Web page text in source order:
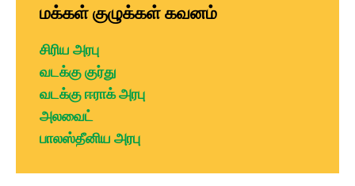
மக்கள் குழுக்கள் கவனம்
சிரிய அரபு
வடக்கு குர்து
வடக்கு ஈராக் அரபு
அலவைட்
பாலஸ்தீனிய அரபு